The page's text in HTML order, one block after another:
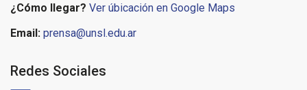
¿Cómo llegar? Ver úbicación en Google Maps
Email: prensa@unsl.edu.ar
Redes Sociales